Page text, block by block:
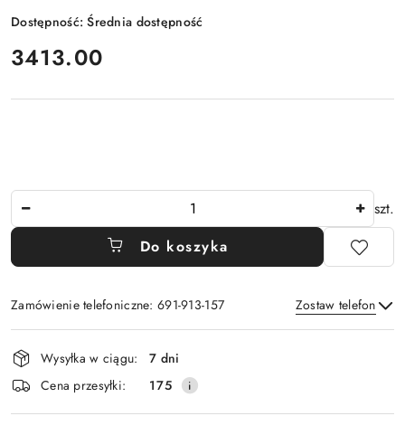
Dostępność:Średnia dostępność
cena:
3413.00
szt.
Do koszyka
Zamówienie telefoniczne: 691-913-157 Zostaw telefon
Wyślij
Dostępność
i
dostawa
Wysyłka w ciągu:
7 dni
Cena przesyłki:
175